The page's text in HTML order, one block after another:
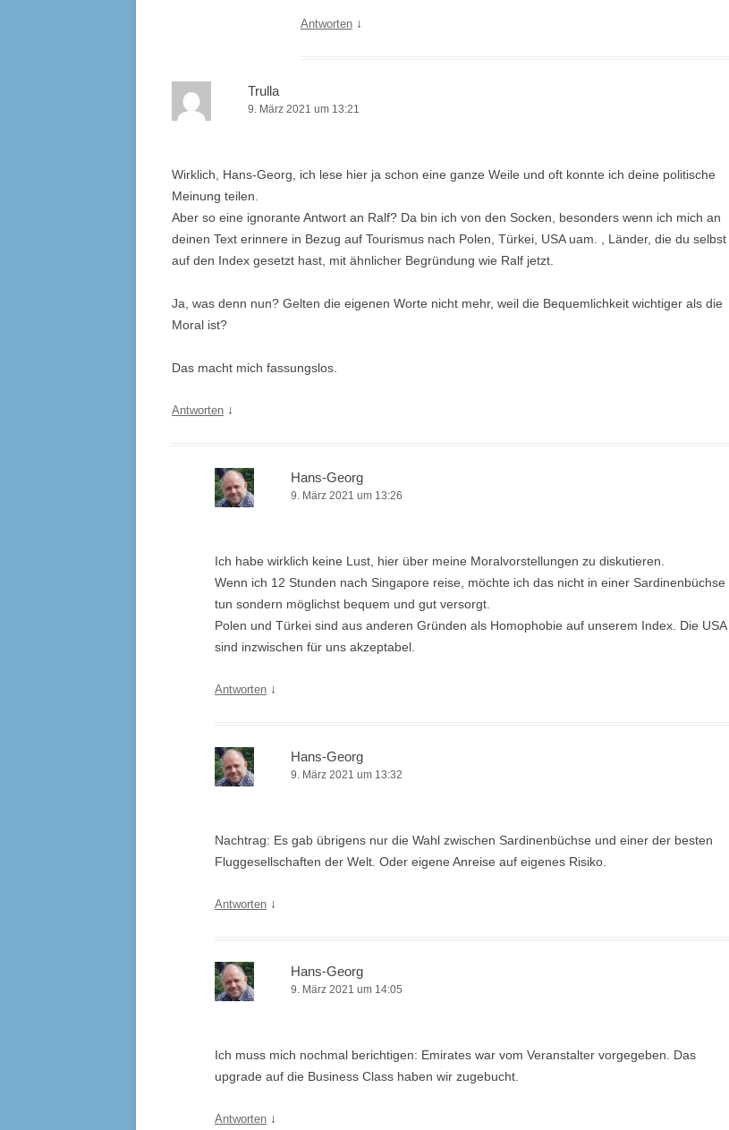
Antworten ↓
Trulla
9. März 2021 um 13:21
Wirklich, Hans-Georg, ich lese hier ja schon eine ganze Weile und oft konnte ich deine politische
Meinung teilen.
Aber so eine ignorante Antwort an Ralf? Da bin ich von den Socken, besonders wenn ich mich an
deinen Text erinnere in Bezug auf Tourismus nach Polen, Türkei, USA uam. , Länder, die du selbst
auf den Index gesetzt hast, mit ähnlicher Begründung wie Ralf jetzt.
Ja, was denn nun? Gelten die eigenen Worte nicht mehr, weil die Bequemlichkeit wichtiger als die
Moral ist?
Das macht mich fassungslos.
Antworten ↓
Hans-Georg
9. März 2021 um 13:26
Ich habe wirklich keine Lust, hier über meine Moralvorstellungen zu diskutieren.
Wenn ich 12 Stunden nach Singapore reise, möchte ich das nicht in einer Sardinenbüchse
tun sondern möglichst bequem und gut versorgt.
Polen und Türkei sind aus anderen Gründen als Homophobie auf unserem Index. Die USA
sind inzwischen für uns akzeptabel.
Antworten ↓
Hans-Georg
9. März 2021 um 13:32
Nachtrag: Es gab übrigens nur die Wahl zwischen Sardinenbüchse und einer der besten
Fluggesellschaften der Welt. Oder eigene Anreise auf eigenes Risiko.
Antworten ↓
Hans-Georg
9. März 2021 um 14:05
Ich muss mich nochmal berichtigen: Emirates war vom Veranstalter vorgegeben. Das
upgrade auf die Business Class haben wir zugebucht.
Antworten ↓